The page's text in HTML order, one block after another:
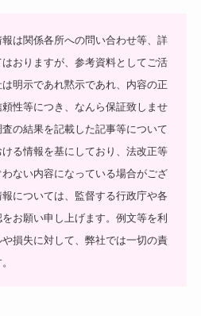
は関係各所への問い合わせ等、詳
おりますが、参考資料としてご活
明示であれ黙示であれ、内容の正
性等につき、なんら保証致しませ
の結果を記載した記事等について
る情報を基にしており、法改正等
ない内容になっている場合がござ
については、監督する行政庁や各
お願い申し上げます。例文等を利
損失に対して、弊社では一切の責